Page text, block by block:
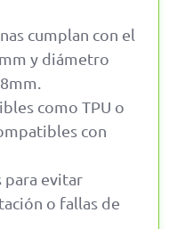
cumplan con el
y diámetro
como TPU o
con
para evitar
o fallas de